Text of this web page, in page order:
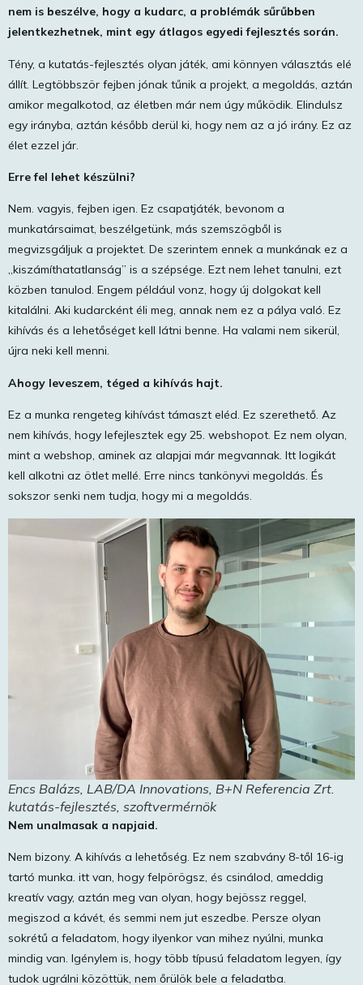
nem is beszélve, hogy a kudarc, a problémák sűrűbben
jelentkezhetnek, mint egy átlagos egyedi fejlesztés során.
Tény, a kutatás-fejlesztés olyan játék, ami könnyen választás elé
állít. Legtöbbször fejben jónak tűnik a projekt, a megoldás, aztán
amikor megalkotod, az életben már nem úgy működik. Elindulsz
egy irányba, aztán később derül ki, hogy nem az a jó irány. Ez az
élet ezzel jár.
Erre fel lehet készülni?
Nem. vagyis, fejben igen. Ez csapatjáték, bevonom a
munkatársaimat, beszélgetünk, más szemszögből is
megvizsgáljuk a projektet. De szerintem ennek a munkának ez a
„kiszámíthatatlanság” is a szépsége. Ezt nem lehet tanulni, ezt
közben tanulod. Engem például vonz, hogy új dolgokat kell
kitalálni. Aki kudarcként éli meg, annak nem ez a pálya való. Ez
kihívás és a lehetőséget kell látni benne. Ha valami nem sikerül,
újra neki kell menni.
Ahogy leveszem, téged a kihívás hajt.
Ez a munka rengeteg kihívást támaszt eléd. Ez szerethető. Az
nem kihívás, hogy lefejlesztek egy 25. webshopot. Ez nem olyan,
mint a webshop, aminek az alapjai már megvannak. Itt logikát
kell alkotni az ötlet mellé. Erre nincs tankönyvi megoldás. És
sokszor senki nem tudja, hogy mi a megoldás.
Encs Balázs, LAB/DA Innovations, B+N Referencia Zrt.
kutatás-fejlesztés, szoftvermérnök
Nem unalmasak a napjaid.
Nem bizony. A kihívás a lehetőség. Ez nem szabvány 8-től 16-ig
tartó munka. itt van, hogy felpörögsz, és csinálod, ameddig
kreatív vagy, aztán meg van olyan, hogy bejössz reggel,
megiszod a kávét, és semmi nem jut eszedbe. Persze olyan
sokrétű a feladatom, hogy ilyenkor van mihez nyúlni, munka
mindig van. Igénylem is, hogy több típusú feladatom legyen, így
tudok ugrálni közöttük, nem őrülök bele a feladatba.